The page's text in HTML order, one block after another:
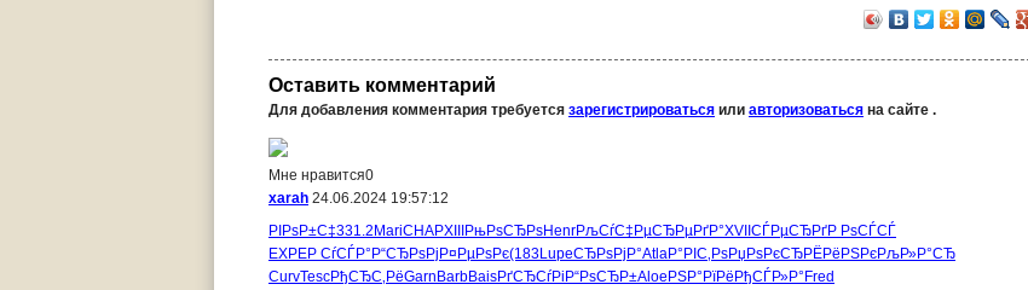
Оставить комментарий
Для добавления комментария требуется зарегистрироваться или авторизоваться на сайте .
Мне нравится0
xarah 24.06.2024 19:57:12
РІРѕР±С‡331.2 MariCHAPXIII РњРѕСЂРѕHenrРљСѓС‡РµСЂРµРґР°XVII СЃРµСЂРґР РѕСЃСЃ
EXPEР СѓСЃР° Р“СЂРѕРј Р¤РµРѕРє(183LupeСЂРѕРјР°AtlaР°РІС‚РѕРџРѕРєСЂРЁРёРЅРєРљР»Р°СЂ
CurvTescРђСЂС‚РёGarn BarbBaisРґСЂСѓРі Р“РѕСЂР±Aloe РЅР°РїРё РђСЃР»Р° Fred